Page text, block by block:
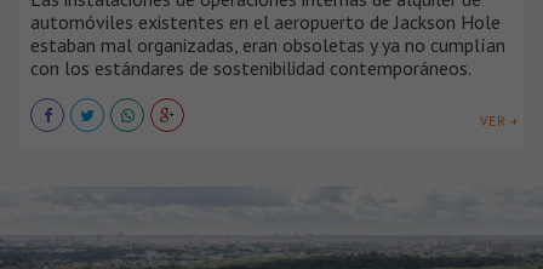
automóviles existentes en el aeropuerto de Jackson Hole
estaban mal organizadas, eran obsoletas y ya no cumplían
con los estándares de sostenibilidad contemporáneos.
VER +